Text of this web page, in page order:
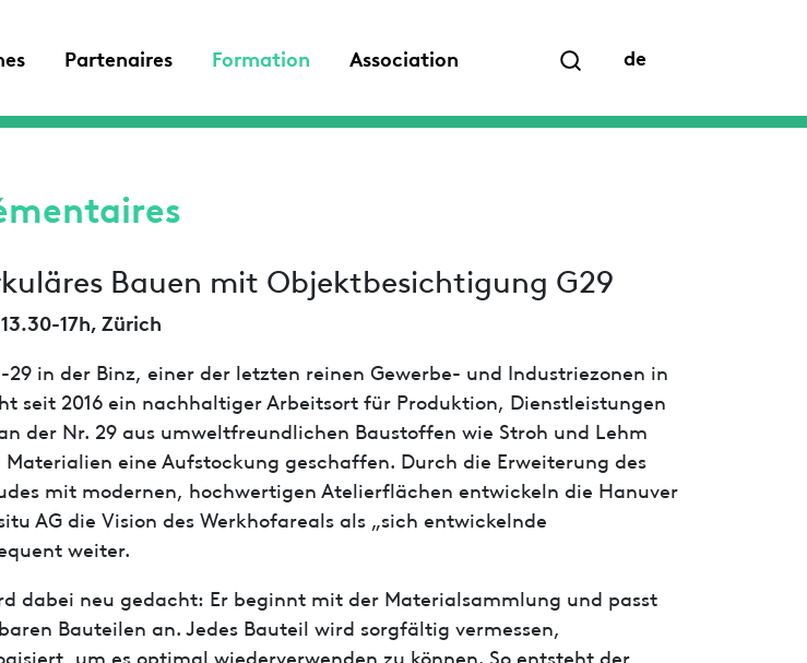
Partenaires Formation Association de
Bauen mit Objektbesichtigung G29
17h, Zürich
29 in der Binz, einer der letzten reinen Gewerbe- und Industriezonen in
seit 2016 ein nachhaltiger Arbeitsort für Produktion, Dienstleistungen
der Nr. 29 aus umweltfreundlichen Baustoffen wie Stroh und Lehm
eine Aufstockung geschaffen. Durch die Erweiterung des
mit modernen, hochwertigen Atelierflächen entwickeln die Hanuver
AG die Vision des Werkhofareals als „sich entwickelnde
weiter.
dabei neu gedacht: Er beginnt mit der Materialsammlung und passt
Bauteilen an. Jedes Bauteil wird sorgfältig vermessen,
um es optimal wiederverwenden zu können. So entsteht der